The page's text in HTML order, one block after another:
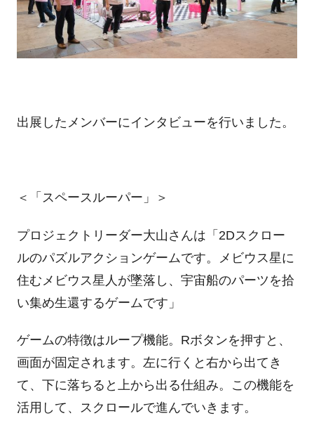
出展したメンバーにインタビューを行いました。
＜「スペースルーパー」＞
プロジェクトリーダー大山さんは「2Dスクロー
ルのパズルアクションゲームです。メビウス星に
住むメビウス星人が墜落し、宇宙船のパーツを拾
い集め生還するゲームです」
ゲームの特徴はループ機能。Rボタンを押すと、
画面が固定されます。左に行くと右から出てき
て、下に落ちると上から出る仕組み。この機能を
活用して、スクロールで進んでいきます。